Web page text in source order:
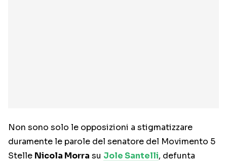
Non sono solo le opposizioni a stigmatizzare
duramente le parole del senatore del Movimento 5
Stelle Nicola Morra su Jole Santelli, defunta